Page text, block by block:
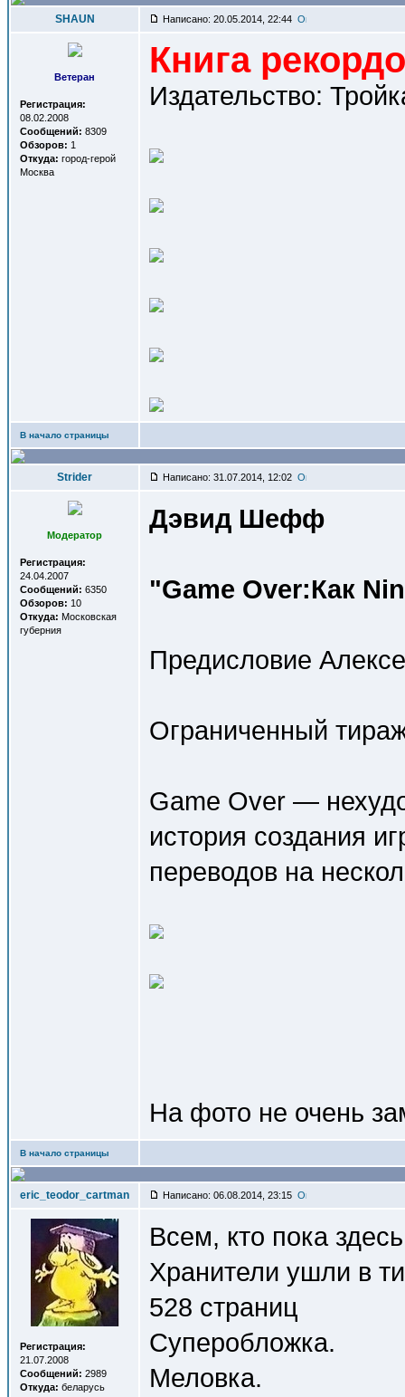
SHAUN Написано: 20.05.2014, 22:44
Ветеран
Регистрация:
08.02.2008
Сообщений: 8309
Обзоров: 1
Откуда: город-герой
Москва
Книга
Издательство:
В начало страницы
Strider Написано: 31.07.2014, 12:02
Модератор
Регистрация:
24.04.2007
Сообщений: 6350
Обзоров: 10
Откуда: Московская
губерния
Дэвид Шефф
"Game Over:Как
Предисловие
Ограниченный
Game Over —
история создания
переводов на
На фото не очень
В начало страницы
eric_teodor_cartman Написано: 06.08.2014, 23:15
Регистрация:
21.07.2008
Сообщений: 2989
Откуда: беларусь
Всем, кто пока
Хранители ушли в
528 страниц
Суперобложка.
Меловка.